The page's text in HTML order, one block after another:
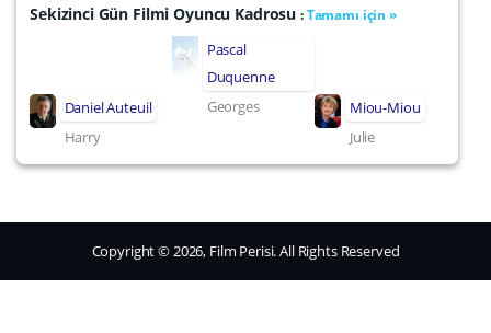
Sekizinci Gün Filmi Oyuncu Kadrosu:Tamamı için »
Daniel Auteuil
Harry
Pascal
Duquenne
Georges
Miou-Miou
Julie
Copyright © 2026, Film Perisi. All Rights Reserved